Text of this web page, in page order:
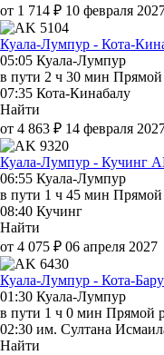
от 1 714 ₽ 10 февраля
Куала-Лумпур - Кота-
05:05 Куала-Лумпур
в пути 2 ч 30 мин Прямой
07:35 Кота-Кинабалу
Найти
от 4 863 ₽ 14 февраля
Куала-Лумпур - Кучинг
06:55 Куала-Лумпур
в пути 1 ч 45 мин Прямой
08:40 Кучинг
Найти
от 4 075 ₽ 06 апреля 2027
Куала-Лумпур - Кота-
01:30 Куала-Лумпур
в пути 1 ч 0 мин Прямой
02:30 им. Султана
Найти